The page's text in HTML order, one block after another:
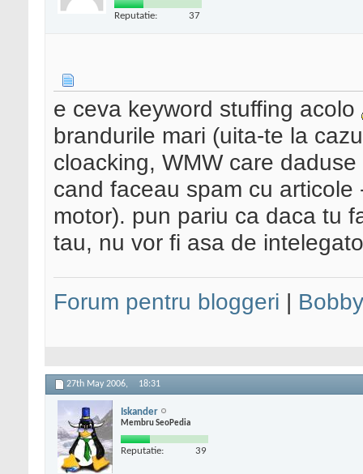
Reputatie: 37
e ceva keyword stuffing acolo
brandurile mari (uita-te la
cloacking, WMW care
cand faceau spam cu
motor). pun pariu ca daca tu
tau, nu vor fi asa de
Forum pentru bloggeri |
27th May 2006, 18:31
Iskander
Membru SeoPedia
Reputatie: 39